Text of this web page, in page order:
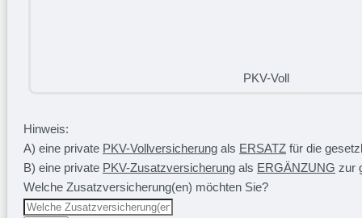
PKV-Voll
Hinweis:
A) eine private PKV-Vollversicherung als ERSATZ für die
B) eine private PKV-Zusatzversicherung als ERGÄNZUNG zur
Welche Zusatzversicherung(en) möchten Sie?